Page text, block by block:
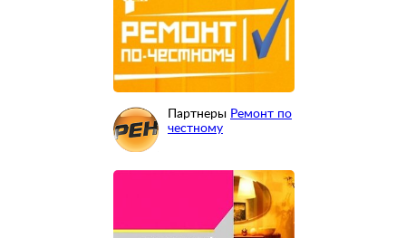
Партнеры Ремонт по
честному